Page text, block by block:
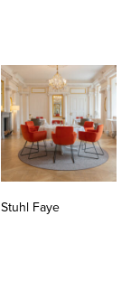
Stuhl Faye